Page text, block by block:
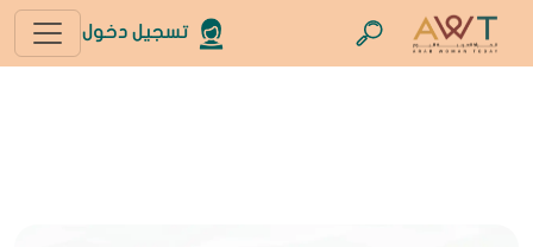
تسجيل دخول